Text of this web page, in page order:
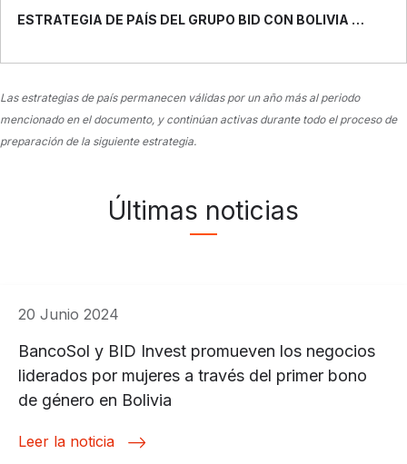
ESTRATEGIA DE PAÍS DEL GRUPO BID CON BOLIVIA 2022-2025
Las estrategias de país permanecen válidas por un año más al periodo
mencionado en el documento, y continúan activas durante todo el proceso de
preparación de la siguiente estrategia.
Últimas noticias
20 Junio 2024
BancoSol y BID Invest promueven los negocios
liderados por mujeres a través del primer bono
de género en Bolivia
Leer la noticia